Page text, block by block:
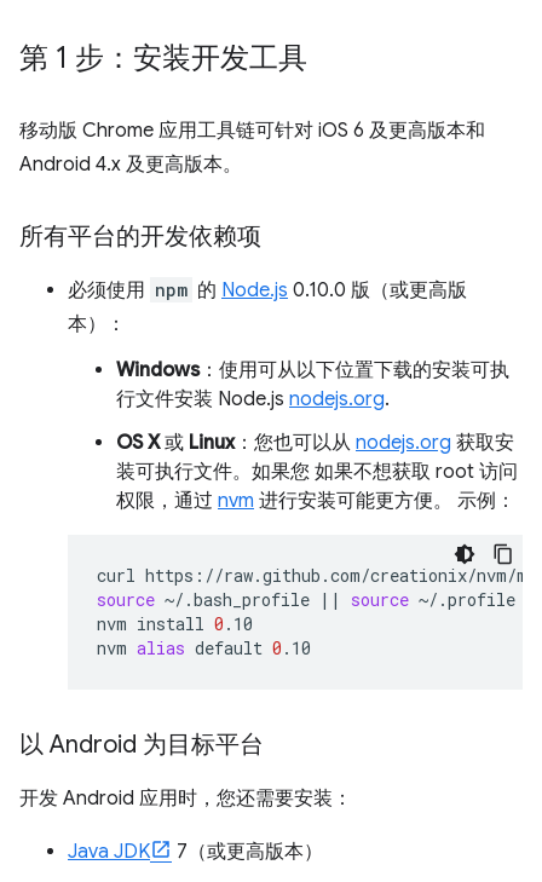
第 1 步：安装开发工具
移动版 Chrome 应用工具链可针对 iOS 6 及更高版本和
Android 4.x 及更高版本。
所有平台的开发依赖项
必须使用 npm 的 Node.js 0.10.0 版（或更高版
本）：
Windows：使用可从以下位置下载的安装可执
行文件安装 Node.js nodejs.org.
OS X或 Linux：您也可以从 nodejs.org 获取安
装可执行文件。如果您 如果不想获取 root 访问
权限，通过 nvm 进行安装可能更方便。 示例：
curl https://raw.github.com/creationix/nvm/
source ~/.bash_profile || source ~/.profile
nvm install 0 .10
nvm alias default 0
以 Android 为目标平台
开发 Android 应用时，您还需要安装：
Java JDK
7（或更高版本）